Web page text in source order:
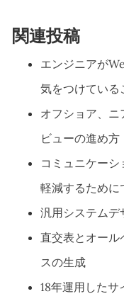
関連投稿
エンジニアが
気をつけている
オフショア、ニ
ビューの進め方
コミュニケー
軽減するために
汎用システムデ
直交表とオー
スの生成
18年運用したサ